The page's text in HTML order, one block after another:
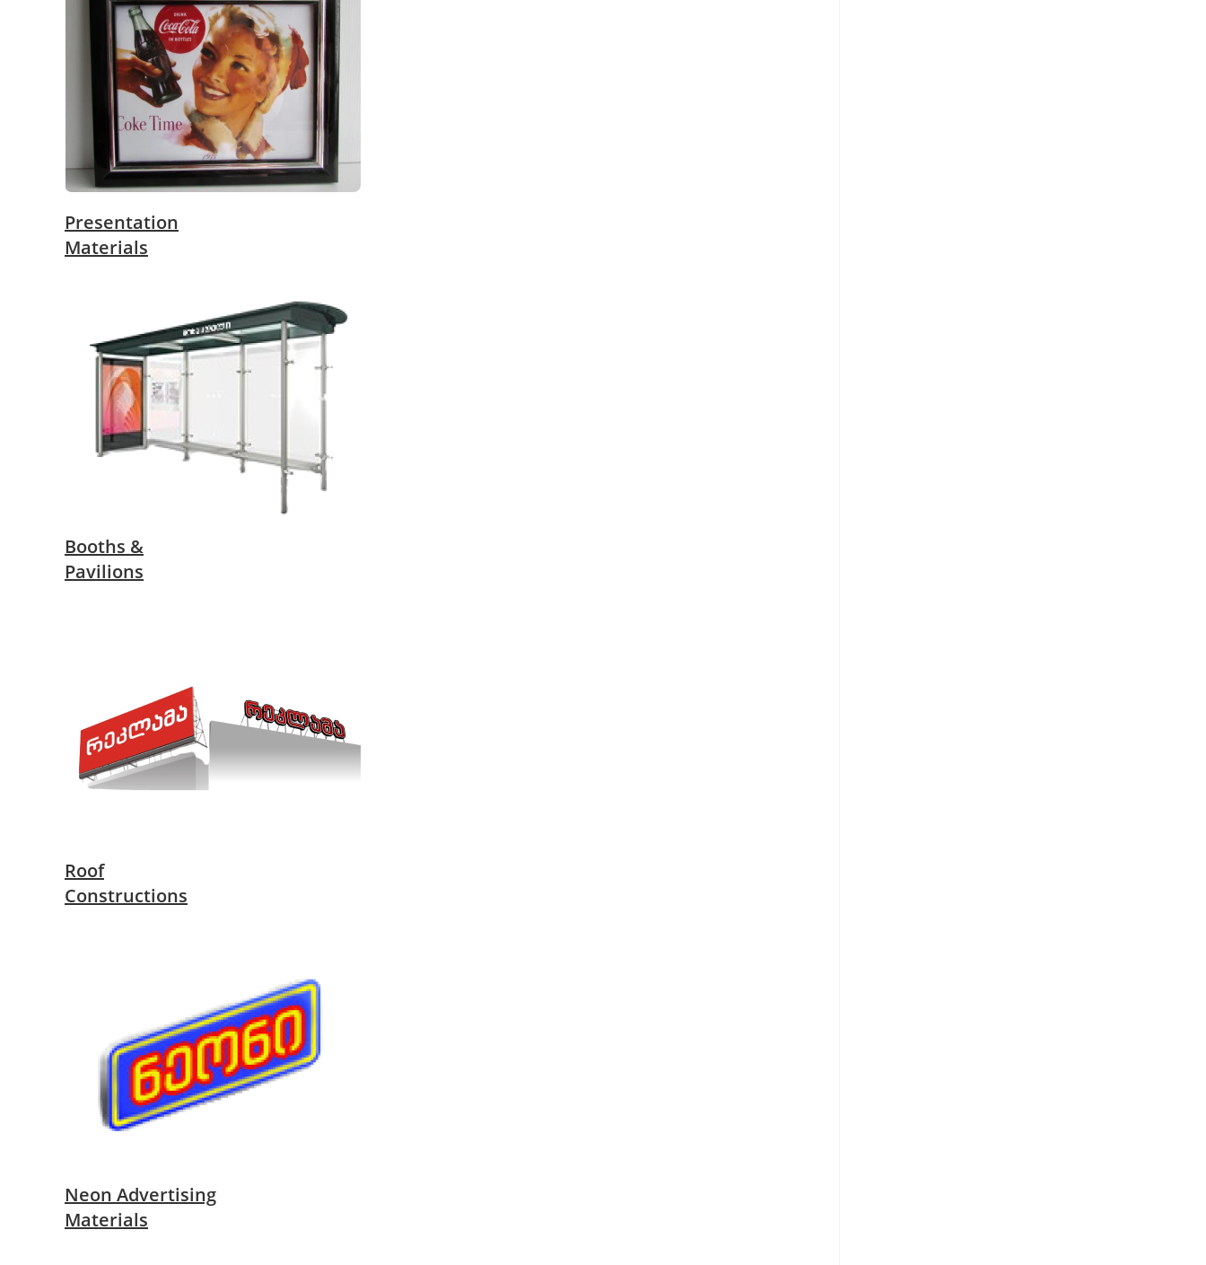
Presentation
Materials
Booths &
Pavilions
Roof
Constructions
Neon Advertising
Materials